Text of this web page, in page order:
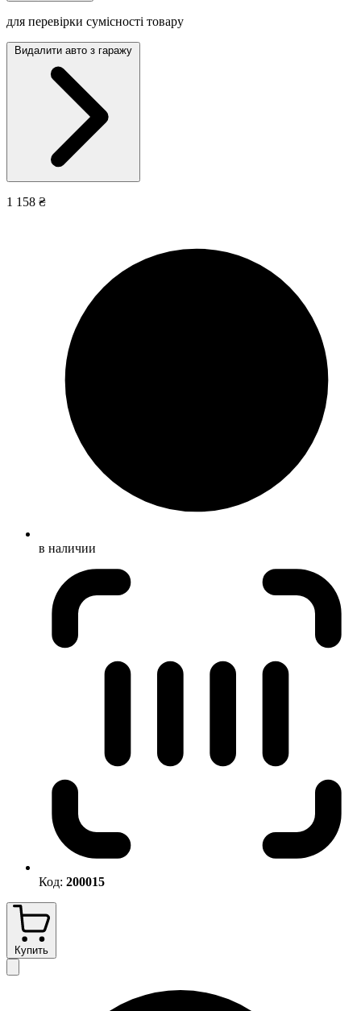
для перевірки сумісності товару
Видалити авто з гаражу
1 158 ₴
в наличии
Код: 200015
Купить